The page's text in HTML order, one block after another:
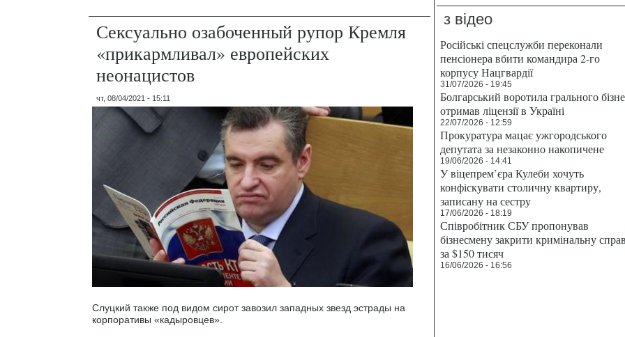
Сексуально озабоченный рупор Кремля
«прикармливал» европейских
неонацистов
чт, 08/04/2021 - 15:11
Слуцкий также под видом сирот завозил западных звезд эстрады на
корпоративы «кадыровцев».
з відео
Російські спецслужби переконали
пенсіонера вбити командира 2-го
корпусу Нацгвардії
31/07/2026 - 19:45
Болгарський воротила грального
отримав ліцензії в Україні
22/07/2026 - 12:59
Прокуратура мацає ужгородського
депутата за незаконно накопичене
19/06/2026 - 14:41
У віцепрем’єра Кулеби хочуть
конфіскувати столичну квартиру,
записану на сестру
17/06/2026 - 18:19
Співробітник СБУ пропонував
бізнесмену закрити кримінальну
за $150 тисяч
16/06/2026 - 16:56